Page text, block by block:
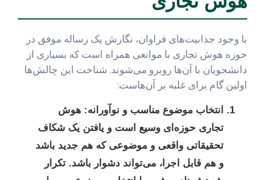
با وجود جذابیت‌های فراوان، نگارش یک رساله موفق در
حوزه هوش تجاری با موانعی همراه است که بسیاری از
دانشجویان با آن‌ها روبرو می‌شوند. شناخت این چالش‌ها
اولین گام برای غلبه بر آن‌هاست:
انتخاب موضوع مناسب و نوآورانه: هوش
تجاری حوزه‌ای وسیع است و یافتن یک شکاف
تحقیقاتی واقعی و موضوعی که هم جدید باشد
و هم قابل اجرا، می‌تواند دشوار باشد. تکرار